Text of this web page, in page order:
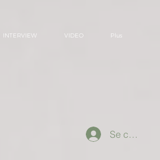
INTERVIEW VIDEO Plus
Se connecter